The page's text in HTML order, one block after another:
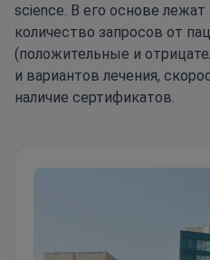
science. В его основе лежат
количество запросов от
(положительные и
и вариантов лечения,
наличие сертификатов.